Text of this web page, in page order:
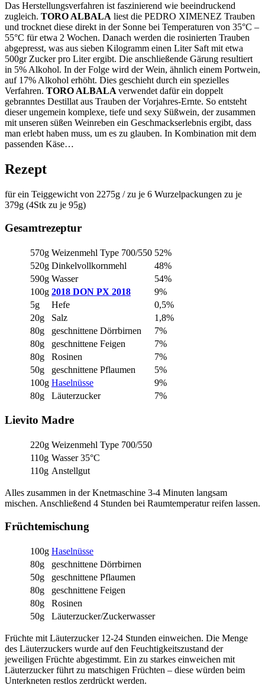
Das Herstellungsverfahren ist faszinierend wie beeindruckend
zugleich. TORO ALBALA liest die PEDRO XIMENEZ Trauben
und trocknet diese direkt in der Sonne bei Temperaturen von 35°C –
55°C für etwa 2 Wochen. Danach werden die rosinierten Trauben
abgepresst, was aus sieben Kilogramm einen Liter Saft mit etwa
500gr Zucker pro Liter ergibt. Die anschließende Gärung resultiert
in 5% Alkohol. In der Folge wird der Wein, ähnlich einem Portwein,
auf 17% Alkohol erhöht. Dies geschieht durch ein spezielles
Verfahren. TORO ALBALAverwendet dafür ein doppelt
gebranntes Destillat aus Trauben der Vorjahres-Ernte. So entsteht
dieser ungemein komplexe, tiefe und sexy Süßwein, der zusammen
mit unseren süßen Weinreben ein Geschmackserlebnis ergibt, dass
man erlebt haben muss, um es zu glauben. In Kombination mit dem
passenden Käse…
Rezept
für ein Teiggewicht von 2275g / zu je 6 Wurzelpackungen zu je
379g (4Stk zu je 95g)
Gesamtrezeptur
570g Weizenmehl Type 700/550 52%
520g Dinkelvollkornmehl
48%
590g Wasser
54%
100g 2018 DON PX 2018
9%
5g
Hefe
0,5%
20g
Salz
1,8%
80g
geschnittene Dörrbirnen
7%
80g
geschnittene Feigen
7%
80g
Rosinen
7%
50g
geschnittene Pflaumen
5%
100g Haselnüsse
9%
80g
Läuterzucker 7%
Lievito Madre
220g Weizenmehl Type 700/550
110g Wasser 35°C
110g Anstellgut
Alles zusammen in der Knetmaschine 3-4 Minuten langsam
mischen. Anschließend 4 Stunden bei Raumtemperatur reifen lassen.
Früchtemischung
100g Haselnüsse
80g
geschnittene Dörrbirnen
50g
geschnittene Pflaumen
80g
geschnittene Feigen
80g
Rosinen
50g
Läuterzucker/Zuckerwasser
Früchte mit Läuterzucker 12-24 Stunden einweichen. Die Menge
des Läuterzuckers wurde auf den Feuchtigkeitszustand der
jeweiligen Früchte abgestimmt. Ein zu starkes einweichen mit
Läuterzucker führt zu matschigen Früchten – diese würden beim
Unterkneten restlos zerdrückt werden.